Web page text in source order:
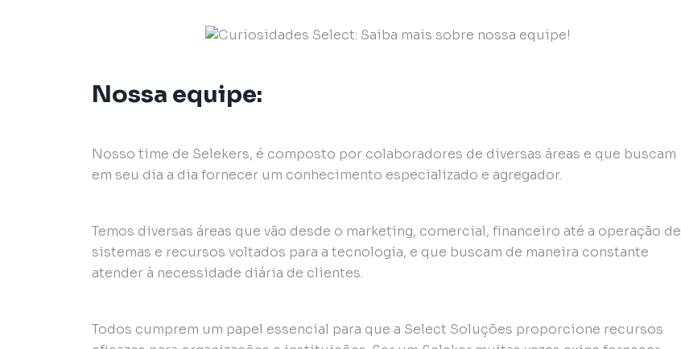
Nossa equipe:
Nosso time de Selekers, é composto por colaboradores de diversas áreas e que buscam
em seu dia a dia fornecer um conhecimento especializado e agregador.
Temos diversas áreas que vão desde o marketing, comercial, financeiro até a operação de
sistemas e recursos voltados para a tecnologia, e que buscam de maneira constante
atender à necessidade diária de clientes.
Todos cumprem um papel essencial para que a Select Soluções proporcione recursos